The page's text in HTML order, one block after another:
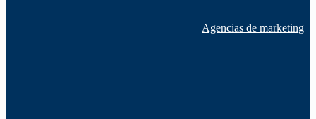
Agencias de marketing